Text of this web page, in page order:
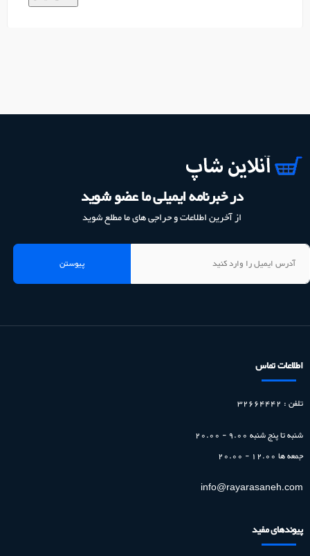
در خبرنامه ایمیلی ما عضو شوید
از آخرین اطلاعات و حراجی های ما مطلع شوید
پیوستن
اطلاعات تماس
تلفن : 32664442
شنبه تا پنج شنبه 9.00 - 20.00
جمعه ها
info@rayarasaneh.com
پیوندهای مفید